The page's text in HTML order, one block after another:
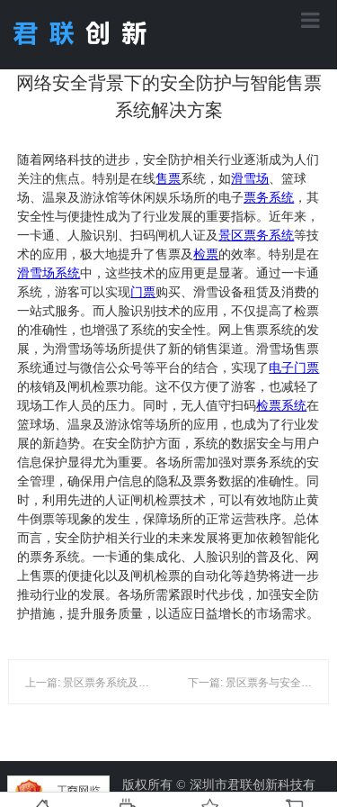
首页
应用方案
产品中心
工程案例
关于君联
网络安全背景下的安全防护与智能售票
系统解决方案
随着网络科技的进步，安全防护相关行业逐渐成为人们
关注的焦点。特别是在线售票系统，如滑雪场、篮球
场、温泉及游泳馆等休闲娱乐场所的电子票务系统 ，其
安全性与便捷性成为了行业发展的重要指标。近年来，
一卡通、人脸识别、扫码闸机人证及景区票务系统等技
术的应用，极大地提升了售票及检票的效率。特别是在
滑雪场系统中，这些技术的应用更是显著。通过一卡通
系统，游客可以实现门票购买、滑雪设备租赁及消费的
一站式服务。而人脸识别技术的应用，不仅提高了检票
的准确性，也增强了系统的安全性。网上售票系统的发
展，为滑雪场等场所提供了新的销售渠道。滑雪场售票
系统通过与微信公众号等平台的结合，实现了 电子门票
的核销及闸机检票功能。这不仅方便了游客，也减轻了
现场工作人员的压力。同时，无人值守扫码检票系统在
篮球场、温泉及游泳馆等场所的应用，也成为了行业发
展的新趋势。在安全防护方面，系统的数据安全与用户
信息保护显得尤为重要。各场所需加强对票务系统的安
全管理，确保用户信息的隐私及票务数据的准确性。同
时，利用先进的人证闸机检票技术，可以有效地防止黄
牛倒票等现象的发生，保障场所的正常运营秩序。总体
而言，安全防护相关行业的未来发展将更加依赖智能化
的票务系统。一卡通的集成化、人脸识别的普及化、网
上售票的便捷化以及闸机检票的自动化等趋势将进一步
推动行业的发展。各场所需紧跟时代步伐，加强安全防
护措施，提升服务质量，以适应日益增长的市场需求。
上一篇: 景区票务系统及其相关技术应用发展 下一篇: 景区票务与安全防护的数字化转型
版权所有 © 深圳市君联创新科技有